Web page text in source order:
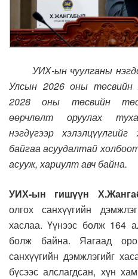
УИХ-ын чуулганы
Улсын 2026 оны төсвийн
2028 оны төсвийн
өөрчлөлт оруулах
нэгдүгээр
байгаа асуудалтай
асууж, хариулт авч байна.
УИХ-ын гишүүн
олгох санхүүгийн
хаслаа. Үүнээс болж 164
болж байна. Яагаад
санхүүгийн дэмжлэгийг
бүсээс алслагдсан, хүн